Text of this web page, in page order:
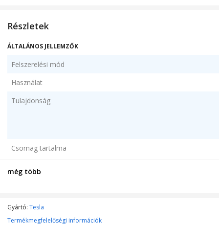
Részletek
ÁLTALÁNOS JELLEMZŐK
Felszerelési mód
Használat
Tulajdonság
Csomag tartalma
Szűrő típusa
még több
Gyártó: Tesla
Termékmegfelelőségi információk